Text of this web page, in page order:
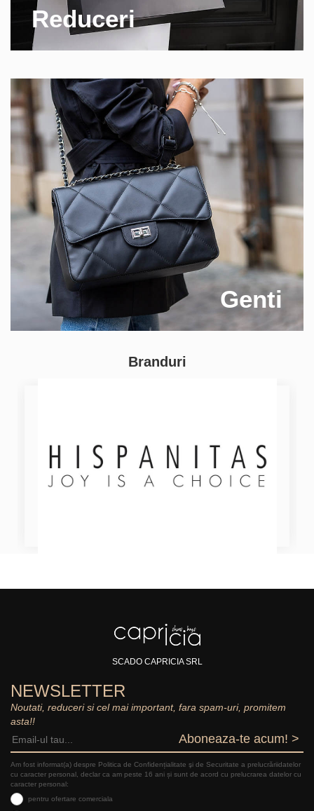
Reduceri
Genti
Branduri
SCADO CAPRICIA SRL
NEWSLETTER
Noutati, reduceri si cel mai important, fara spam-uri, promitem
asta!!
Aboneaza-te acum! >
Am fost informat(a) despre Politica de Confidențialitate şi de Securitate a prelucrăriidatelor
cu caracter personal, declar ca am peste 16 ani și sunt de acord cu prelucrarea datelor cu
caracter personal:
pentru ofertare comerciala